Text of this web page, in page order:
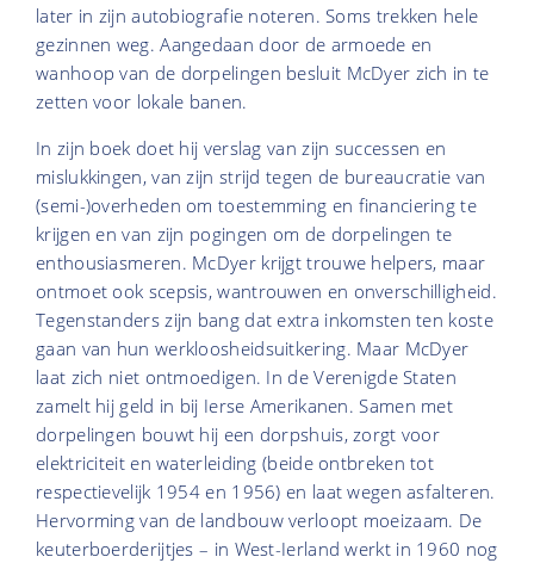
later in zijn autobiografie noteren. Soms trekken hele
gezinnen weg. Aangedaan door de armoede en
wanhoop van de dorpelingen besluit McDyer zich in te
zetten voor lokale banen.
In zijn boek doet hij verslag van zijn successen en
mislukkingen, van zijn strijd tegen de bureaucratie van
(semi-)overheden om toestemming en financiering te
krijgen en van zijn pogingen om de dorpelingen te
enthousiasmeren. McDyer krijgt trouwe helpers, maar
ontmoet ook scepsis, wantrouwen en onverschilligheid.
Tegenstanders zijn bang dat extra inkomsten ten koste
gaan van hun werkloosheidsuitkering. Maar McDyer
laat zich niet ontmoedigen. In de Verenigde Staten
zamelt hij geld in bij Ierse Amerikanen. Samen met
dorpelingen bouwt hij een dorpshuis, zorgt voor
elektriciteit en waterleiding (beide ontbreken tot
respectievelijk 1954 en 1956) en laat wegen asfalteren.
Hervorming van de landbouw verloopt moeizaam. De
keuterboerderijtjes – in West-Ierland werkt in 1960 nog